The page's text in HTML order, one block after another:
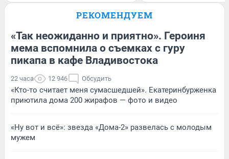
РЕКОМЕНДУЕМ
«Так неожиданно и приятно». Героиня
мема вспомнила о съемках с гуру
пикапа в кафе Владивостока
22 часа 12 946 Обсудить
«Кто-то считает меня сумасшедшей». Екатеринбурженка
приютила дома 200 жирафов — фото и видео
«Ну вот и всё»: звезда «Дома-2» развелась с молодым
мужем